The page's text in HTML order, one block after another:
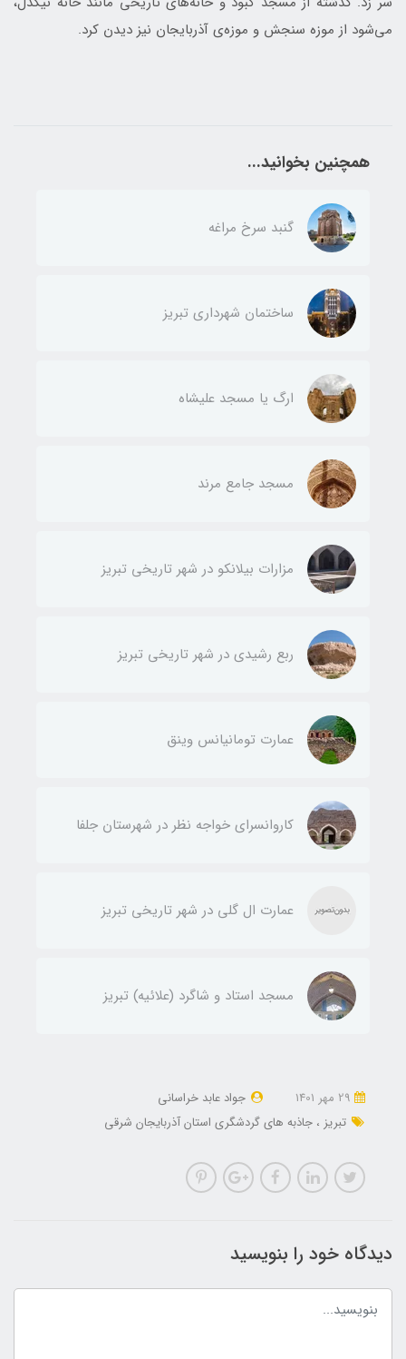
می‌شود از موزه سنجش و موزه‌ی آذربایجان نیز دیدن کرد.
همچنین بخوانید...
گنبد سرخ مراغه
ساختمان شهرداری تبریز
ارگ یا مسجد علیشاه
مسجد جامع مرند
مزارات بیلانکو در شهر تاریخی تبریز
ربع رشیدی در شهر تاریخی تبریز
عمارت تومانیانس وینق
کاروانسرای خواجه نظر در شهرستان جلفا
عمارت ال گلی در شهر تاریخی تبریز
مسجد استاد و شاگرد (علائیه) تبریز
جواد عابد خراسانی
تبریز جاذبه های گردشگری استان آذربایجان شرقی
دیدگاه خود را بنویسید